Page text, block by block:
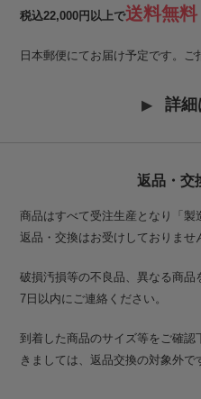
税込22,000円以上で送料無料
日本郵便にてお届け予定です。ご
詳細
返品・交
商品はすべて受注生産となり「製
返品・交換はお受けしておりませ
破損汚損等の不良品、異なる商
7日以内にご連絡ください。
到着した商品のサイズ等をご確
きましては、返品交換の対象外で